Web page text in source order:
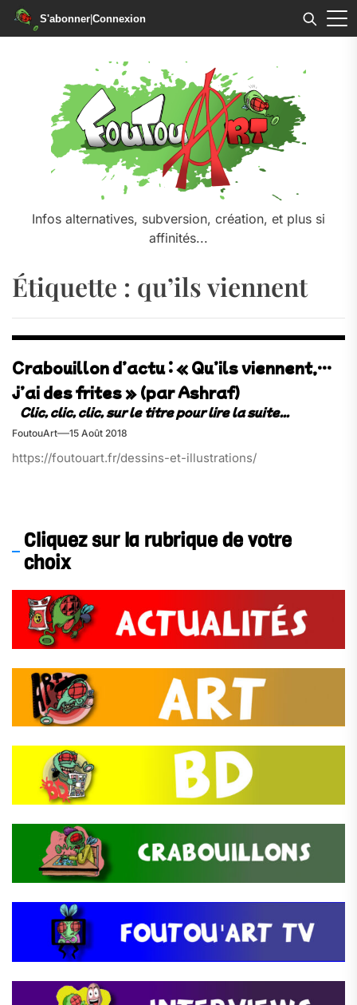
S'abonner|Connexion
Infos alternatives, subversion, création, et plus si
affinités...
Étiquette : qu’ils viennent
Crabouillon d’actu : « Qu’ils viennent,…
j’ai des frites » (par Ashraf)
FoutouArt 15 Août 2018
https://foutouart.fr/dessins-et-illustrations/
Cliquez sur la rubrique de votre
choix